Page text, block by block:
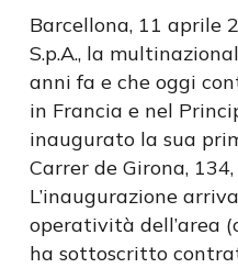
Barcellona, 11 aprile
S.p.A., la
anni fa e che oggi
in Francia e nel
inaugurato la sua
Carrer de Girona,
L’inaugurazione
operatività dell’area
ha sottoscritto